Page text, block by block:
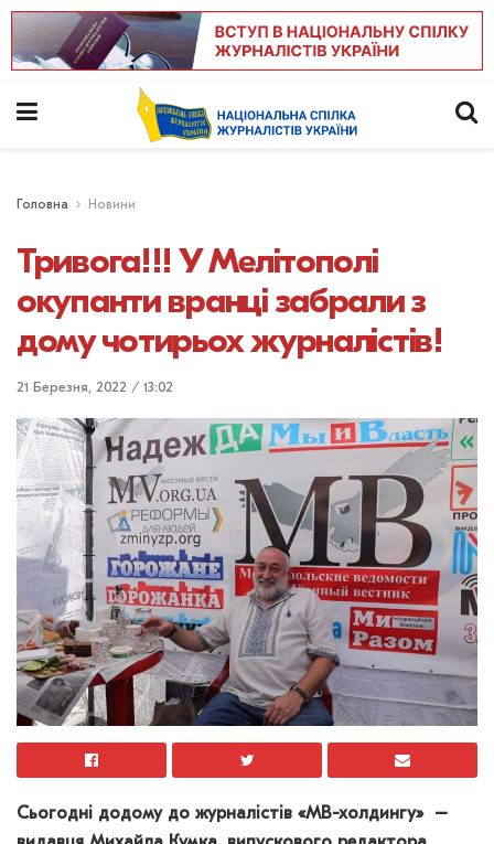
Головна Новини
Тривога!!! У Мелітополі
окупанти вранці забрали з
дому чотирьох журналістів!
21 Березня, 2022 / 13:02
Сьогодні додому до журналістів «МВ-холдингу» –